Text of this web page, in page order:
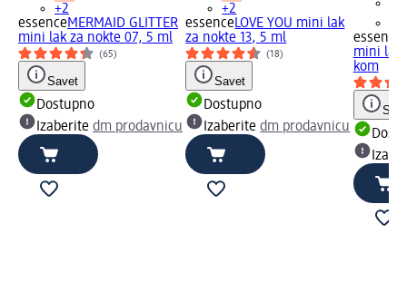
+2
essenceMERMAID GLITTER
mini lak za nokte 07, 5 ml
(65)
Savet
Dostupno
Izaberite dm prodavnicu
+2
essenceLOVE YOU mini lak
za nokte 13, 5 ml
(18)
Savet
Dostupno
Izaberitedm prodavnicu
essence
mini lak
kom